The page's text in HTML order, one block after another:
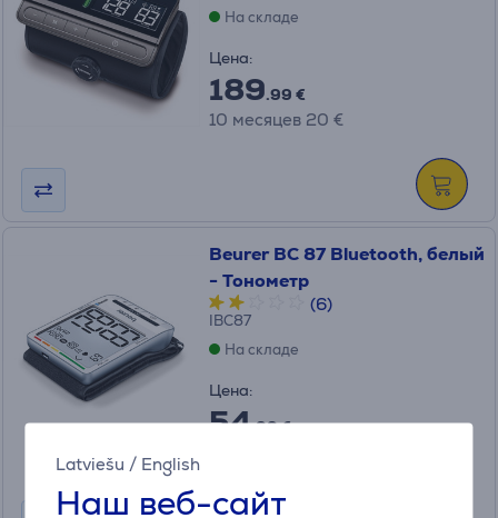
Latviešu / English
Наш веб-сайт
На складе
Цена:
189.99 €
10 месяцев 20 €
Beurer BC 87 Bluetooth, белый
- Тонометр
(6)
IBC87
На складе
Цена:
54.99 €